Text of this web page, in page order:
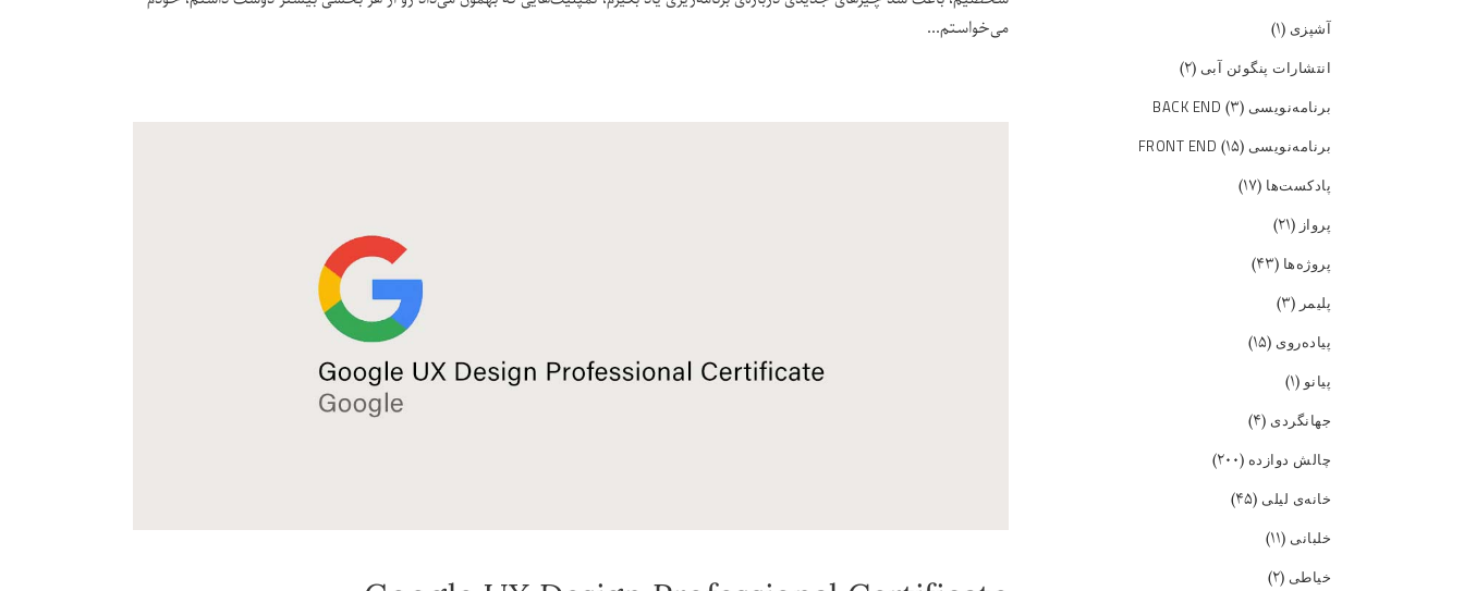
می‌خواستم
آشپزی (۱)
انتشارات پنگوئن آبی (۲)
برنامه‌نویسی BACK END (۳)
برنامه‌نویسی FRONT END (۱۵)
پادکست‌ها (۱۷)
پرواز(۲۱)
پروژه‌ها (۴۳)
پلیمر(۳)
پیاده‌روی (۱۵)
پیانو(۱)
جهانگردی (۴)
چالش دوازده (۲۰۰)
خانه‌ی لیلی (۴۵)
خلبانی (۱۱)
خیاطی (۲)